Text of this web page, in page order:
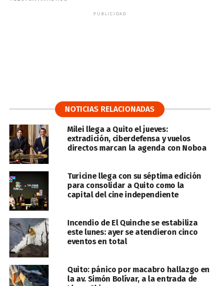
PUBLICIDAD
NOTICIAS RELACIONADAS
Milei llega a Quito el jueves:
extradición, ciberdefensa y vuelos
directos marcan la agenda con Noboa
Turicine llega con su séptima edición
para consolidar a Quito como la
capital del cine independiente
Incendio de El Quinche se estabiliza
este lunes: ayer se atendieron cinco
eventos en total
Quito: pánico por macabro hallazgo en
la av. Simón Bolívar, a la entrada de